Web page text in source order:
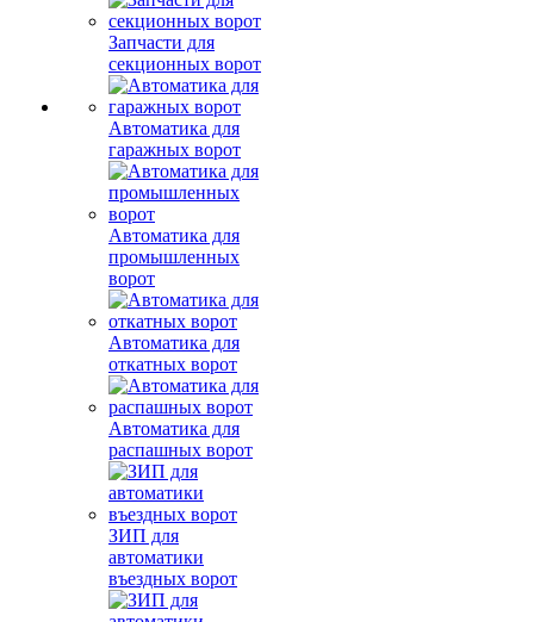
Запчасти для
секционных ворот
Автоматика для
гаражных ворот
Автоматика для
промышленных
ворот
Автоматика для
откатных ворот
Автоматика для
распашных ворот
ЗИП для
автоматики
въездных ворот